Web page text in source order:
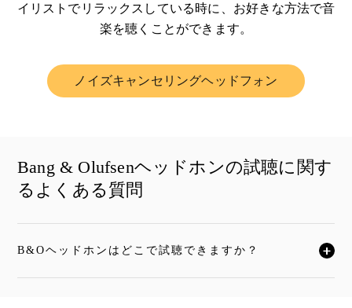
イリストでリラックスしている時に、お好きな方法で音
楽を聴くことができます。
ノイズキャンセリングヘッドフォン
Link Opens in New Tab
Bang & Olufsenヘッドホンの試聴に関す
るよくある質問
B&Oヘッドホンはどこで試聴できますか？
クリックすると全文がお読みいただけます